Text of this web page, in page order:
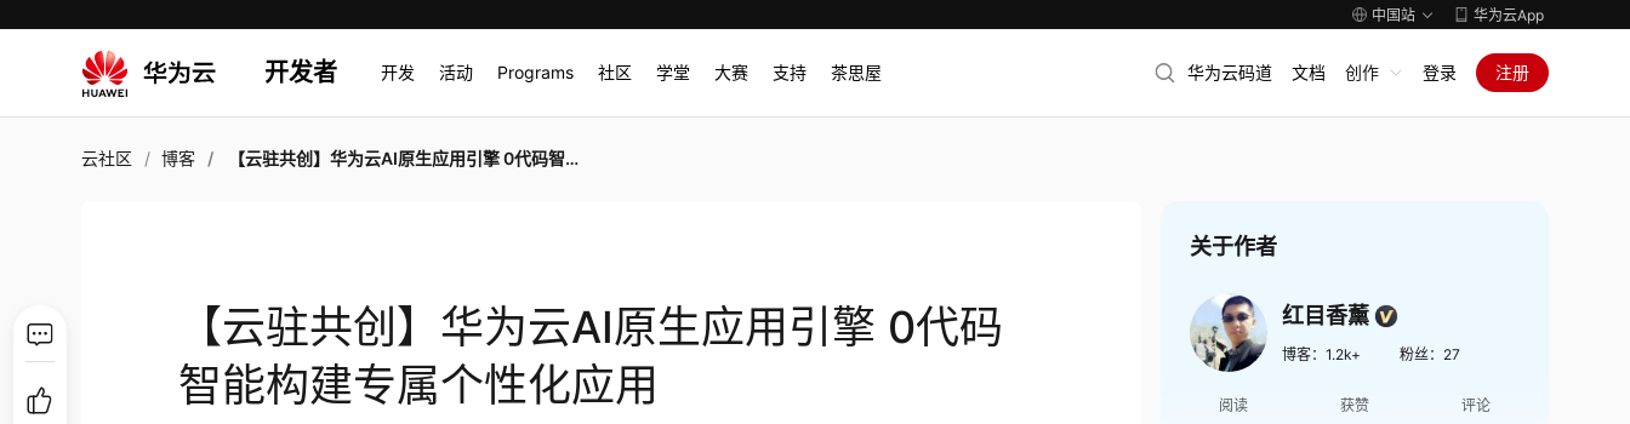
中国站 华为云App
开发者 开发 活动 Programs 社区 学堂 大赛 支持 茶思屋 华为云码道 文档 创作 登录 注册
云社区 博客 【云驻共创】华为云AI原生应用引擎 0代码智能构建专属个性化应用
【云驻共创】华为云AI原生应用引擎 0代码
智能构建专属个性化应用
关于作者
红目香薰
博客： 1.2k+ 粉丝： 27
阅读 获赞 评论